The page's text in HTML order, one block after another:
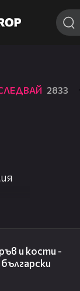
2833
и кости -